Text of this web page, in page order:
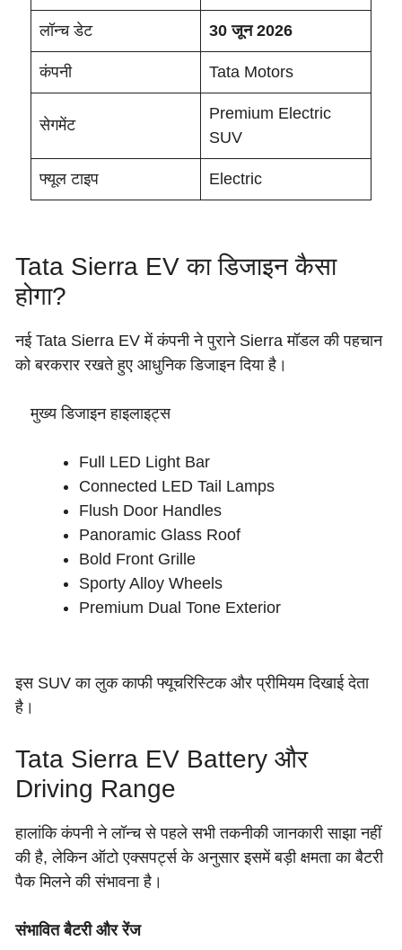
लॉन्च डेट 30 जून 2026
कंपनी Tata Motors
सेगमेंट
Premium Electric
SUV
फ्यूल टाइप Electric
Tata Sierra EV का डिजाइन कैसा
होगा?
नई Tata Sierra EV में कंपनी ने पुराने Sierra मॉडल की पहचान
को बरकरार रखते हुए आधुनिक डिजाइन दिया है।
मुख्य डिजाइन हाइलाइट्स
Full LED Light Bar
Connected LED Tail Lamps
Flush Door Handles
Panoramic Glass Roof
Bold Front Grille
Sporty Alloy Wheels
Premium Dual Tone Exterior
इस SUV का लुक काफी फ्यूचरिस्टिक और प्रीमियम दिखाई देता
है।
Tata Sierra EV Battery और
Driving Range
हालांकि कंपनी ने लॉन्च से पहले सभी तकनीकी जानकारी साझा नहीं
की है, लेकिन ऑटो एक्सपर्ट्स के अनुसार इसमें बड़ी क्षमता का बैटरी
पैक मिलने की संभावना है।
संभावित बैटरी और रेंज